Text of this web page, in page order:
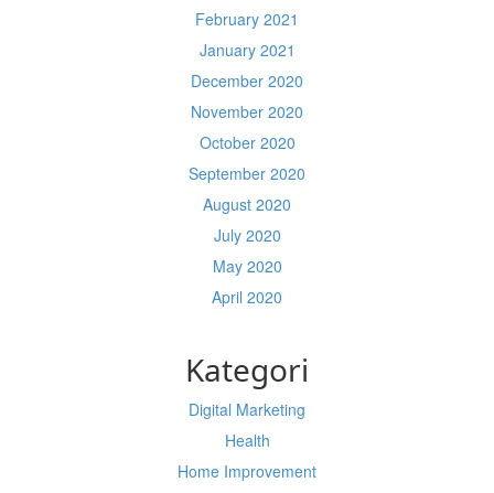
February 2021
January 2021
December 2020
November 2020
October 2020
September 2020
August 2020
July 2020
May 2020
April 2020
Kategori
Digital Marketing
Health
Home Improvement